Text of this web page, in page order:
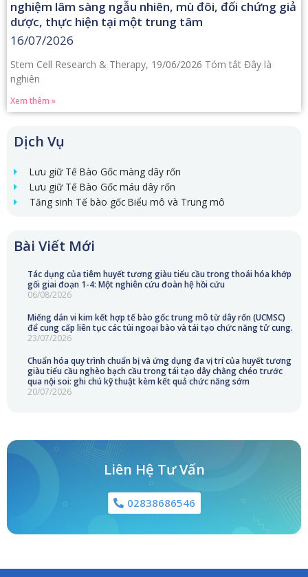
Dịch Vụ
Lưu giữ Tế Bào Gốc màng dây rốn
Lưu giữ Tế Bào Gốc máu dây rốn
Tăng sinh Tế bào gốc Biểu mô và Trung mô
Bài Viết Mới
Tác dụng của tiêm huyết tương giàu tiểu cầu trong thoái hóa khớp
gối giai đoạn 1-4: Một nghiên cứu đoàn hệ hồi cứu
06/08/2026
Miếng dán vi kim kết hợp tế bào gốc trung mô từ dây rốn (UCMSC)
để cung cấp liên tục các túi ngoại bào và tái tạo chức năng tử cung.
23/07/2026
Chuẩn hóa quy trình chuẩn bị và ứng dụng đa vị trí của huyết tương
giàu tiểu cầu nghèo bạch cầu trong tái tạo dây chằng chéo trước
qua nội soi: ghi chú kỹ thuật kèm kết quả chức năng sớm
20/07/2026
Liên Hệ Tư Vấn
02838686546
nghiệm lâm sàng ngẫu nhiên, mù đôi, đối chứng giả
dược, thực hiện tại một trung tâm
16/07/2026
Stem Cell Research & Therapy, 19/06/2026 Tóm tắt Đây là
nghiên
Xem thêm »